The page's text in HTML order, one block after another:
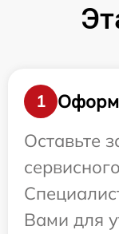
1
Оставьте
Вами для